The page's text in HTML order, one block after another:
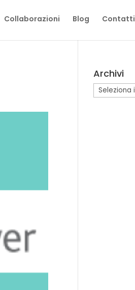
Collaborazioni Blog Contatti
Archivi
Archivi